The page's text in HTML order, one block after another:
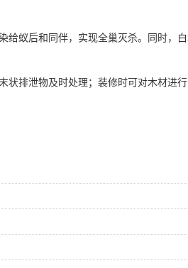
蚁后和同伴，实现全巢灭杀。同时，
排泄物及时处理；装修时可对木材进